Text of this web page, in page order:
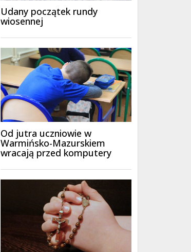
Udany początek rundy
wiosennej
Od jutra uczniowie w
Warmińsko-Mazurskiem
wracają przed komputery